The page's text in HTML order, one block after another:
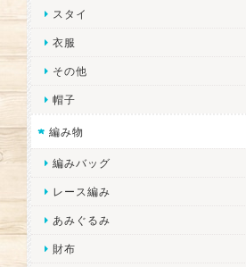
スタイ
衣服
その他
帽子
編み物
編みバッグ
レース編み
あみぐるみ
財布